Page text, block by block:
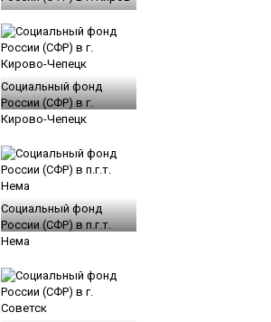
Социальный фонд
России (СФР) в г.
Кирово-Чепецк
Социальный фонд
России (СФР) в п.г.т.
Нема